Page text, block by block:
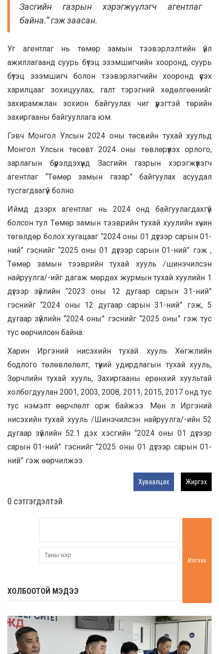
Засгийн газрын хэрэгжүүлэгч агентлаг
байна.” гэж заасан.
Уг агентлаг нь төмөр замын тээвэрлэлтийн үйл
ажиллагаанд суурь бүтэц эзэмшигчийн хооронд, суурь
бүтэц эзэмшигч болон тээвэрлэгчийн хооронд үүсэх
харилцааг зохицуулах, галт тэрэгний хөдөлгөөнийг
захирамжлан зохион байгуулах чиг үүрэгтэй төрийн
захиргааны байгууллага юм.
Гэвч Монгол Улсын 2024 оны төсвийн тухай хуульд
Монгол Улсын төсөвт 2024 оны төвлөрүүлэх орлого,
зарлагын бүрэлдэхүүнд Засгийн газрын хэрэгжүүлэгч
агентлаг “Төмөр замын газар” байгуулах асуудал
тусгагдаагүй болно.
Иймд дээрх агентлаг нь 2024 онд байгуулагдахгүй
болсон тул Төмөр замын тээврийн тухай хуулийн хүчин
төгөлдөр болох хугацааг “2024 оны 01 дүгээр сарын 01-
ний” гэснийг “2025 оны 01 дүгээр сарын 01-ний” гэж ,
Төмөр замын тээврийн тухай хууль /шинэчилсэн
найруулга/-ийг дагаж мөрдөх журмын тухай хуулийн 1
дүгээр зүйлийн “2023 оны 12 дугаар сарын 31-ний”
гэснийг “2024 оны 12 дугаар сарын 31-ний” гэж, 5
дугаар зүйлийн “2024 оны” гэснийг “2025 оны” гэж тус
тус өөрчилсөн байна.
Харин Иргэний нисэхийн тухай хууль Хөгжлийн
бодлого төлөвлөлөлт, түүний удирдлагын тухай хууль,
Зөрчлийн тухай хууль, Захиргааны ерөнхий хуультай
холбогдуулан 2001, 2003, 2008, 2011, 2015, 2017 онд тус
тус нэмэлт өөрчлөлт орж байжээ. Мөн л Иргэний
нисэхийн тухай хууль /Шинэчилсэн найруулга/-ийн 52
дугаар зүйлийн 52.1 дэх хэсгийн “2024 оны 01 дүгээр
сарын 01-ний” гэснийг “2025 оны 01 дүгээр сарын 01-
ний” гэж өөрчилжээ.
Хуваалцах Жиргэх
0 cэтгэгдэлтэй
Илгээх
ХОЛБООТОЙ МЭДЭЭ